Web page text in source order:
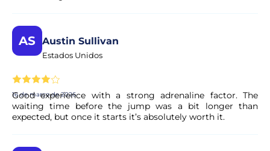
períodos de bom tempo mesmo em dias aparentemente
maus. No entanto, sinta-se à vontade para nos ligar antes
de partir se tiver alguma dúvida sobre as condições
Quanto tempo demora a saltar de
paraquedas?
A sua experiência de paraquedismo em tandem dura
AS Austin Sullivan
Estados Unidos
16 de março de 2026
Good experience with a strong adrenaline factor. The
waiting time before the jump was a bit longer than
expected, but once it starts it’s absolutely worth it.